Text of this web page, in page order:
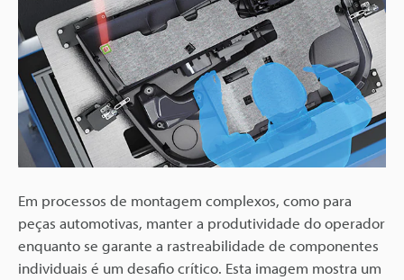
Em processos de montagem complexos, como para
peças automotivas, manter a produtividade do operador
enquanto se garante a rastreabilidade de componentes
individuais é um desafio crítico. Esta imagem mostra um